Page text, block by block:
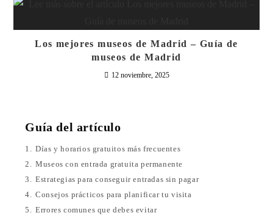
Los mejores museos de Madrid – Guía de
museos de Madrid
12 noviembre, 2025
Guía del artículo
1. Días y horarios gratuitos más frecuentes
2. Museos con entrada gratuita permanente
3. Estrategias para conseguir entradas sin pagar
4. Consejos prácticos para planificar tu visita
5. Errores comunes que debes evitar